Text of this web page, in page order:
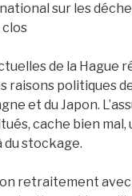
sur les
clos
de la Hague
raisons politiques
et du Japon.
cache bien
du stockage.
retraitement